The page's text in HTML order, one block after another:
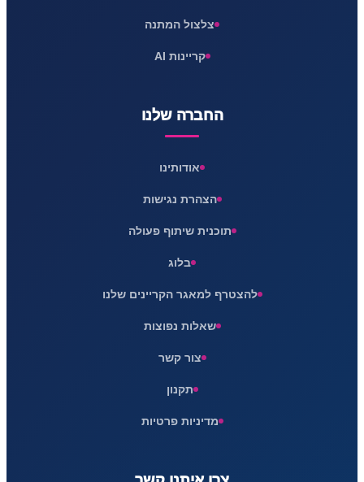
צלצול המתנה
קריינות AI
החברה שלנו
אודותינו
הצהרת נגישות
תוכנית שיתוף פעולה
בלוג
להצטרף למאגר הקריינים שלנו
שאלות נפוצות
צור קשר
תקנון
מדיניות פרטיות